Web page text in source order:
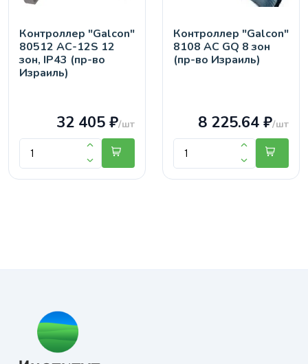
Контроллер "Galcon"
80512 АС-12S 12
зон, IP43 (пр-во
Израиль)
32 405 ₽/шт
Контроллер "Galcon"
8108 АС GQ 8 зон
(пр-во Израиль)
8 225.64 ₽/шт